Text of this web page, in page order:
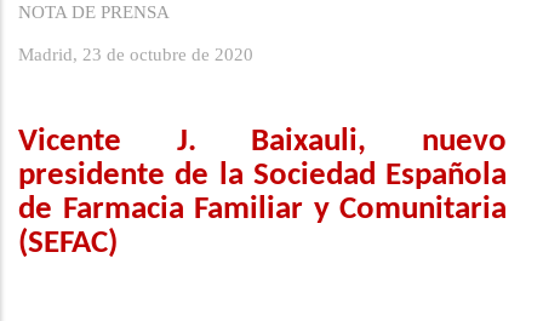
la
NOTA DE PRENSA
Madrid, 23 de octubre de 2020
Vicente J. Baixauli, nuevo
presidente de la Sociedad Española
de Farmacia Familiar y Comunitaria
(SEFAC)